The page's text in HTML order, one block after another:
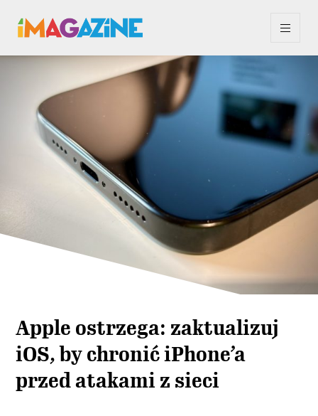
Apple ostrzega: zaktualizuj
iOS, by chronić iPhone’a
przed atakami z sieci